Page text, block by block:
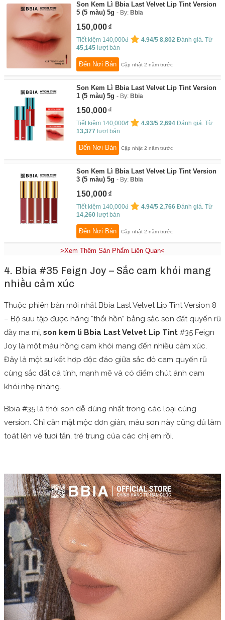
Son Kem Lì Bbia Last Velvet Lip Tint Version
5 (5 màu) 5g
By: Bbia
150,000
Tiết kiệm 140,000đ 4.94/5 8,802 Đánh giá. Từ
45,145 lượt bán
Đến Nơi Bán Cập nhật 2 năm trước
Son Kem Lì Bbia Last Velvet Lip Tint Version
1 (5 màu) 5g
By: Bbia
150,000
Tiết kiệm 140,000đ 4.93/5 2,694 Đánh giá. Từ
13,377 lượt bán
Đến Nơi Bán Cập nhật 2 năm trước
Son Kem Lì Bbia Last Velvet Lip Tint Version
3 (5 màu) 5g
By: Bbia
150,000
Tiết kiệm 140,000đ 4.94/5 2,766 Đánh giá. Từ
14,260 lượt bán
Đến Nơi Bán Cập nhật 2 năm trước
>Xem Thêm Sản Phẩm Liên Quan<
4. Bbia #35 Feign Joy – Sắc cam khói mang
nhiều cảm xúc
Thuộc phiên bản mới nhất Bbia Last Velvet Lip Tint Version 8
– Bộ sưu tập được hãng “thổi hồn” bằng sắc son đất quyến rũ
đầy ma mị, son kem lì Bbia Last Velvet Lip Tint #35 Feign
Joy là một màu hồng cam khói mang đến nhiều cảm xúc.
Đây là một sự kết hợp độc đáo giữa sắc đỏ cam quyến rũ
cùng sắc đất cá tính, mạnh mẽ và có điểm chút ánh cam
khói nhẹ nhàng.
Bbia #35 là thỏi son dễ dùng nhất trong các loại cùng
version. Chỉ cần mặt mộc đơn giản, màu son này cũng đủ làm
toát lên vẻ tươi tắn, trẻ trung của các chị em rồi.